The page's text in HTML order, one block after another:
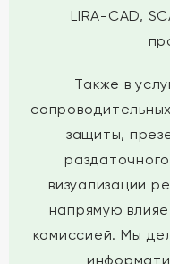
LIRA-CAD,
Также в
защиты,
визуализации
напрямую
комиссией. Мы